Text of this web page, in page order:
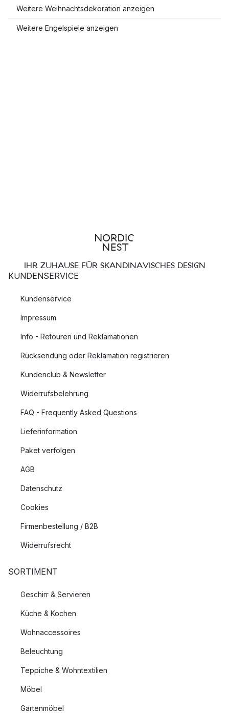
Weitere Weihnachtsdekoration anzeigen
Weitere Engelspiele anzeigen
IHR ZUHAUSE FÜR SKANDINAVISCHES DESIGN
KUNDENSERVICE
Kundenservice
Impressum
Info - Retouren und Reklamationen
Rücksendung oder Reklamation registrieren
Kundenclub & Newsletter
Widerrufsbelehrung
FAQ - Frequently Asked Questions
Lieferinformation
Paket verfolgen
AGB
Datenschutz
Cookies
Firmenbestellung / B2B
Widerrufsrecht
SORTIMENT
Geschirr & Servieren
Küche & Kochen
Wohnaccessoires
Beleuchtung
Teppiche & Wohntextilien
Möbel
Gartenmöbel